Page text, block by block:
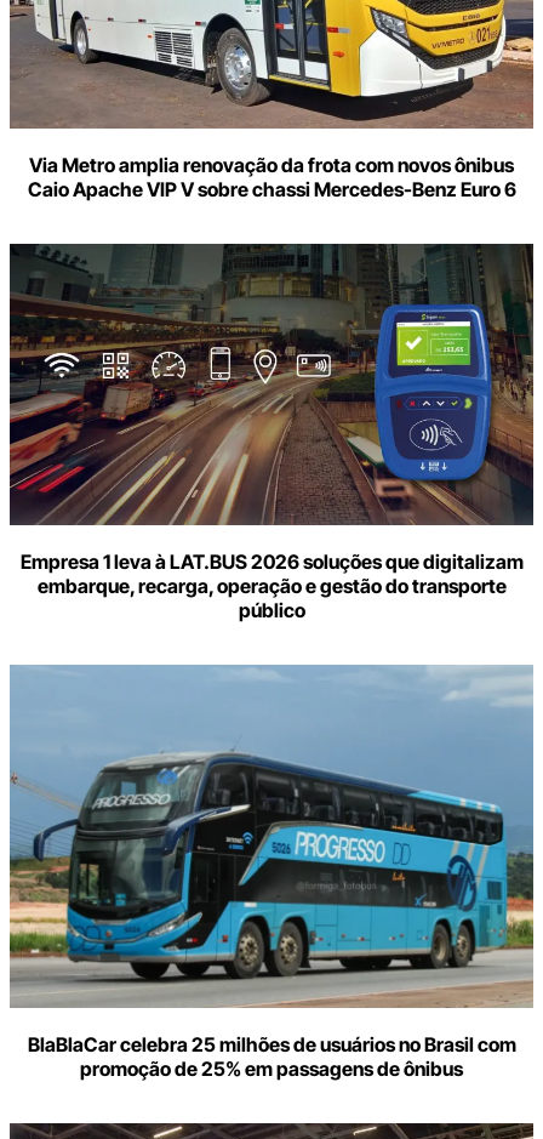
Via Metro amplia renovação da frota com novos ônibus
Caio Apache VIP V sobre chassi Mercedes-Benz Euro 6
Empresa 1 leva à LAT.BUS 2026 soluções que digitalizam
embarque, recarga, operação e gestão do transporte
público
BlaBlaCar celebra 25 milhões de usuários no Brasil com
promoção de 25% em passagens de ônibus